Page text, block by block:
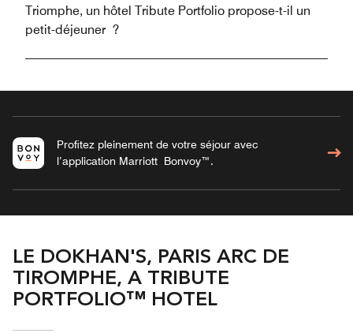
Triomphe, un hôtel Tribute Portfolio propose-t-il un
petit-déjeuner ?
Profitez pleinement de votre séjour avec
l’application Marriott Bonvoy™.
LE DOKHAN'S, PARIS ARC DE
TIROMPHE, A TRIBUTE
PORTFOLIO™ HOTEL